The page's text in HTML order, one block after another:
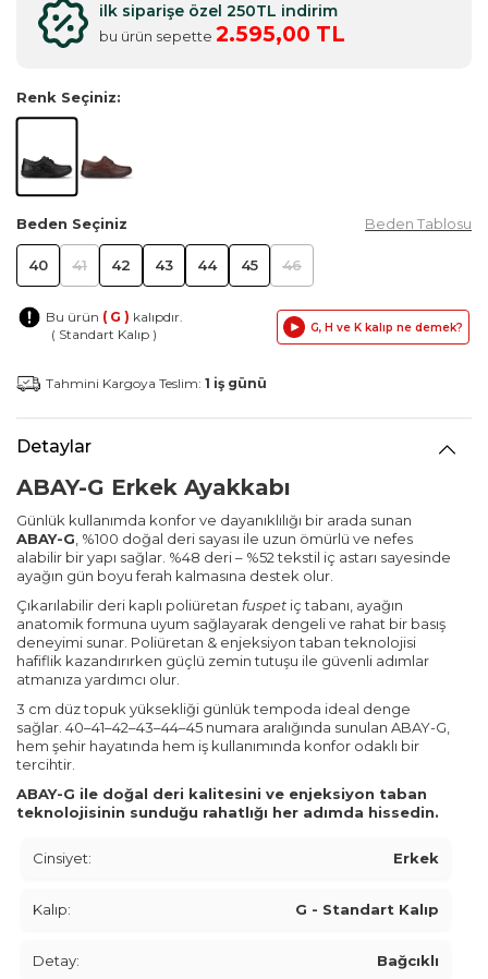
ilk siparişe özel 250TL indirim
bu ürün sepette 2.595,00 TL
Renk Seçiniz:
Beden Seçiniz Beden Tablosu
40 41 42 43 44 45 46
Bu ürün ( G ) kalıpdır.
( Standart Kalıp )
G, H ve K kalıp ne demek?
Tahmini Kargoya Teslim: 1 iş günü
Detaylar
ABAY-G Erkek Ayakkabı
Günlük kullanımda konfor ve dayanıklılığı bir arada sunan
ABAY-G, %100 doğal deri sayası ile uzun ömürlü ve nefes
alabilir bir yapı sağlar. %48 deri – %52 tekstil iç astarı sayesinde
ayağın gün boyu ferah kalmasına destek olur.
Çıkarılabilir deri kaplı poliüretan fuspet iç tabanı, ayağın
anatomik formuna uyum sağlayarak dengeli ve rahat bir basış
deneyimi sunar. Poliüretan & enjeksiyon taban teknolojisi
hafiflik kazandırırken güçlü zemin tutuşu ile güvenli adımlar
atmanıza yardımcı olur.
3 cm düz topuk yüksekliği günlük tempoda ideal denge
sağlar. 40–41–42–43–44–45 numara aralığında sunulan ABAY-G,
hem şehir hayatında hem iş kullanımında konfor odaklı bir
tercihtir.
ABAY-G ile doğal deri kalitesini ve enjeksiyon taban
teknolojisinin sunduğu rahatlığı her adımda hissedin.
Cinsiyet: Erkek
Kalıp: G - Standart Kalıp
Detay: Bağcıklı